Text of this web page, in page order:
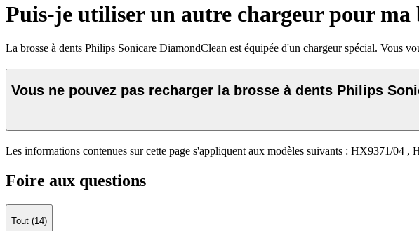
Puis-je utiliser un autre chargeur pour ma
La brosse à dents Philips Sonicare DiamondClean est équipée d'un chargeur spécial. Vous
Vous ne pouvez pas recharger la brosse à dents Philips
Les informations contenues sur cette page s'appliquent aux modèles suivants : HX9371/04 ,
Foire aux questions
Tout (14)